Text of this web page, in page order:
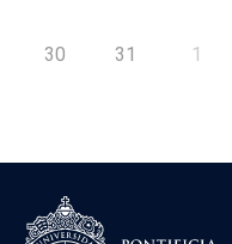
30 31 1